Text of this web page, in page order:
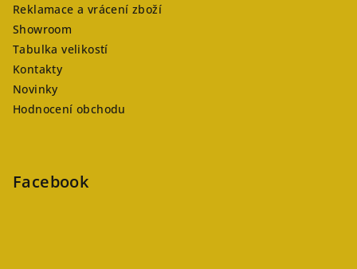
Reklamace a vrácení zboží
Showroom
Tabulka velikostí
Kontakty
Novinky
Hodnocení obchodu
Facebook